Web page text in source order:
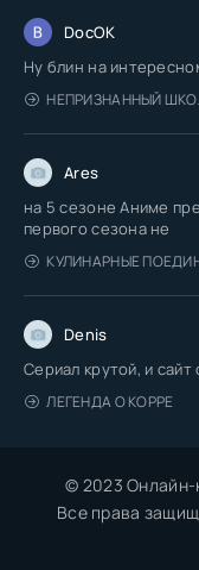
DocOK
Ну блин на
НЕПРИЗНАННЫЙ
Ares
на 5 сезоне Аниме
первого сезона не
КУЛИНАРНЫЕ
Denis
Сериал крутой, и
ЛЕГЕНДА О КОРРЕ
© 2023 Онлайн-
Все права